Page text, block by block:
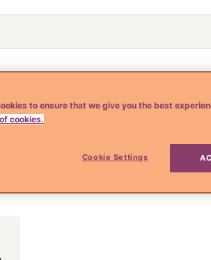
fisica
to ensure that we give you the best
cookies.
Cookie Settings